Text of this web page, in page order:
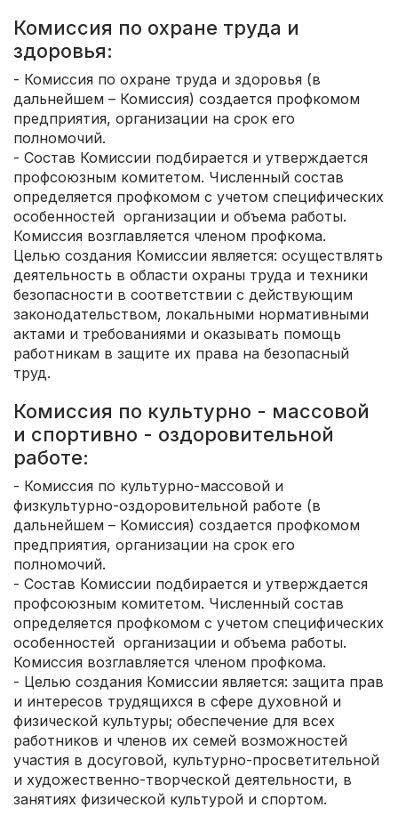
Комиссия по охране труда и
здоровья:
- Комиссия по охране труда и здоровья (в
дальнейшем – Комиссия) создается профкомом
предприятия, организации на срок его
полномочий.
- Состав Комиссии подбирается и утверждается
профсоюзным комитетом. Численный состав
определяется профкомом с учетом специфических
особенностей организации и объема работы.
Комиссия возглавляется членом профкома.
Целью создания Комиссии является: осуществлять
деятельность в области охраны труда и техники
безопасности в соответствии с действующим
законодательством, локальными нормативными
актами и требованиями и оказывать помощь
работникам в защите их права на безопасный
труд.
Комиссия по культурно - массовой
и спортивно - оздоровительной
работе:
- Комиссия по культурно-массовой и
физкультурно-оздоровительной работе (в
дальнейшем – Комиссия) создается профкомом
предприятия, организации на срок его
полномочий.
- Состав Комиссии подбирается и утверждается
профсоюзным комитетом. Численный состав
определяется профкомом с учетом специфических
особенностей организации и объема работы.
Комиссия возглавляется членом профкома.
- Целью создания Комиссии является: защита прав
и интересов трудящихся в сфере духовной и
физической культуры; обеспечение для всех
работников и членов их семей возможностей
участия в досуговой, культурно-просветительной
и художественно-творческой деятельности, в
занятиях физической культурой и спортом.